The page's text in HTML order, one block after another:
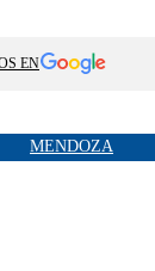
EN
MENDOZA